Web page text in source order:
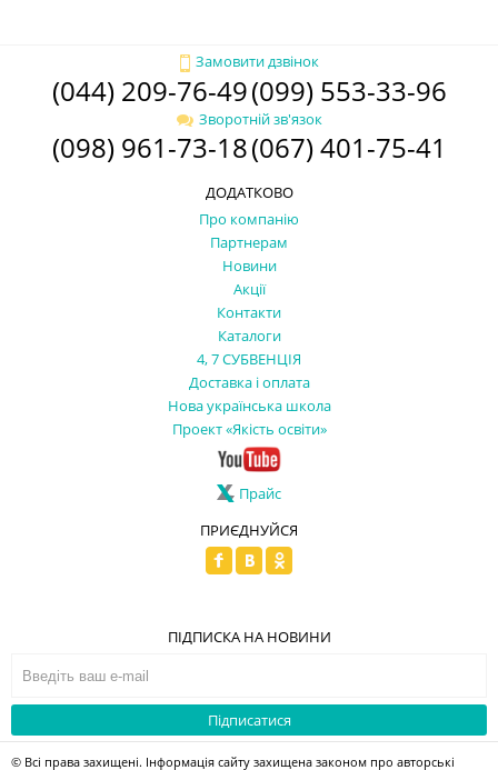
Замовити дзвінок
(044) 209-76-49(099) 553-33-96
Зворотній зв'язок
(098) 961-73-18(067) 401-75-41
ДОДАТКОВО
Про компанію
Партнерам
Новини
Акції
Контакти
Каталоги
4, 7 СУБВЕНЦІЯ
Доставка і оплата
Нова українська школа
Проект «Якість освіти»
Прайс
ПРИЄДНУЙСЯ
ПІДПИСКА НА НОВИНИ
Підписатися
© Всі права захищені. Інформація сайту захищена законом про авторські